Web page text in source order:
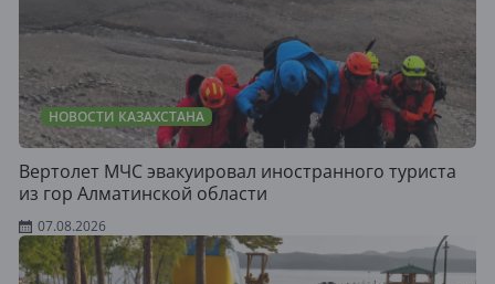
НОВОСТИ КАЗАХСТАНА
Вертолет МЧС эвакуировал иностранного туриста
из гор Алматинской области
07.08.2026